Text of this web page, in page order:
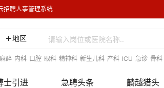
招聘人事管理系统
地区
麻醉 内科 口腔 眼科 精神科 新生儿科 产科 ICU 急诊 骨科
士引进 急聘头条 麟越猎头